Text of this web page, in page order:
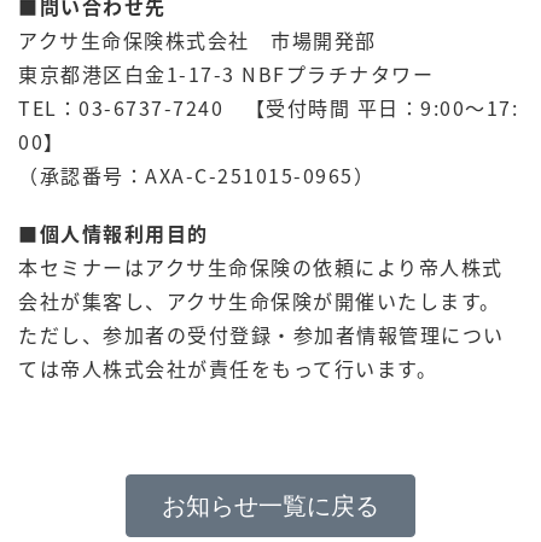
■問い合わせ先
アクサ生命保険株式会社 市場開発部
東京都港区白金1-17-3 NBFプラチナタワー
TEL：03-6737-7240 【受付時間 平日：9:00～17:
00】
（承認番号：AXA-C-251015-0965）
■個人情報利用目的
本セミナーはアクサ生命保険の依頼により帝人株式
会社が集客し、アクサ生命保険が開催いたします。
ただし、参加者の受付登録・参加者情報管理につい
ては帝人株式会社が責任をもって行います。
お知らせ一覧に戻る